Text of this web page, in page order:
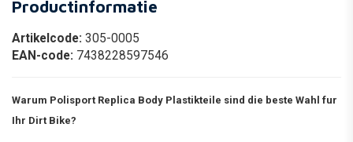
Productinformatie
Artikelcode: 305-0005
EAN-code: 7438228597546
Warum Polisport Replica Body Plastikteile sind die beste Wahl fur
Ihr Dirt Bike?